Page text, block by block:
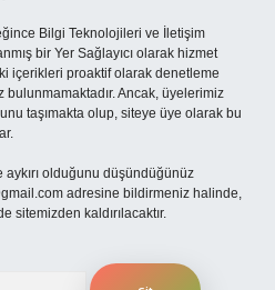
Bilgi Teknolojileri ve İletişim
bir Yer Sağlayıcı olarak hizmet
içerikleri proaktif olarak denetleme
bulunmamaktadır. Ancak, üyelerimiz
taşımakta olup, siteye üye olarak bu
olduğunu düşündüğünüz
adresine bildirmeniz halinde,
sitemizden kaldırılacaktır.